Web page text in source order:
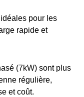
pour les
rapide et
(7kW) sont plus
régulière,
et coût.